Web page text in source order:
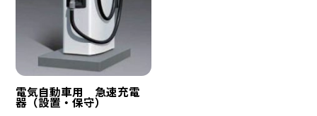
電気自動車用 急速充電
器（設置・保守）